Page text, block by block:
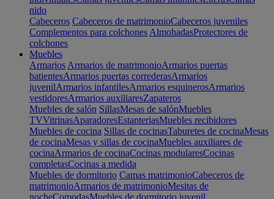
nido
Cabeceros Cabeceros de matrimonioCabeceros juveniles
Complementos para colchones AlmohadasProtectores de
colchones
Muebles
Armarios Armarios de matrimonioArmarios puertas
batientesArmarios puertas correderasArmarios
juvenilArmarios infantilesArmarios esquinerosArmarios
vestidoresArmarios auxiliaresZapateros
Muebles de salón SillasMesas de salónMuebles
TVVitrinasAparadoresEstanteriasMuebles recibidores
Muebles de cocina Sillas de cocinasTaburetes de cocinaMesas
de cocinaMesas y sillas de cocinaMuebles auxiliares de
cocinaArmarios de cocinaCocinas modularesCocinas
completasCocinas a medida
Muebles de dormitorio Camas matrimonioCabeceros de
matrimonioArmarios de matrimonioMesitas de
nocheComodasMuebles de dormitorio juvenil